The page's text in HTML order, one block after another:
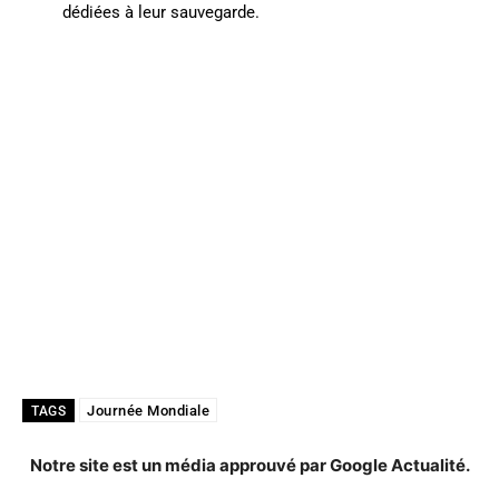
dédiées à leur sauvegarde.
TAGS Journée Mondiale
Notre site est un média approuvé par Google Actualité.